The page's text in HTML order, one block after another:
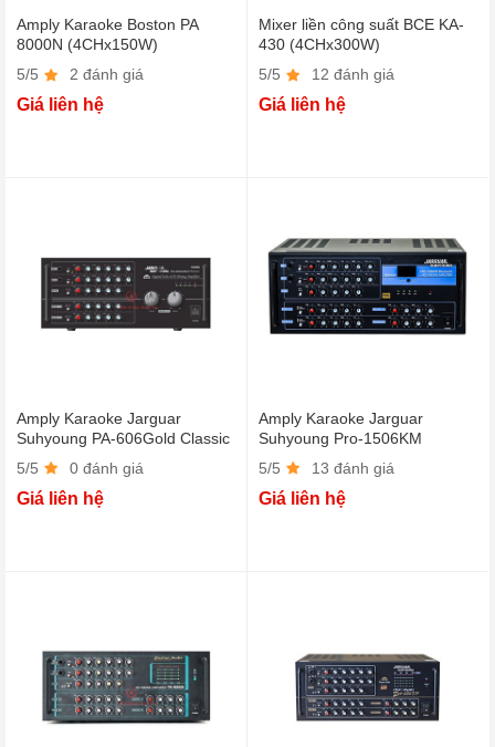
Amply Karaoke Boston PA
8000N (4CHx150W)
5/5
2 đánh giá
Giá liên hệ
Mixer liền công suất BCE KA-
430 (4CHx300W)
5/5
12 đánh giá
Giá liên hệ
Amply Karaoke Jarguar
Suhyoung PA-606Gold Classic
5/5
0 đánh giá
Giá liên hệ
Amply Karaoke Jarguar
Suhyoung Pro-1506KM
Bluetooth (4CHx150W)
5/5 13 đánh giá
Giá liên hệ